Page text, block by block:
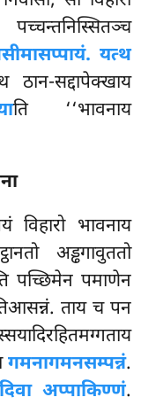
यत्थ
ठान-सद्दापेक्खाय
ति ‘‘भावनाय
विहारो भावनाय
अड्ढगावुततो
पच्छिमेन पमाणेन
ताय च पन
गमनागमनसम्पन्नं.
दिवा अप्पाकिण्णं.